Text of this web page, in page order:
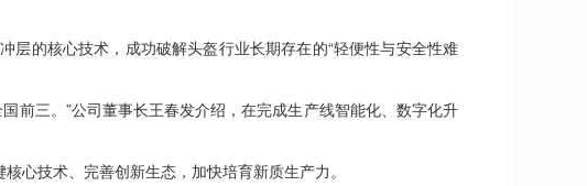
的核心技术，成功破解头盔行业长期存在的“轻便性与安全性难
三。”公司董事长王春发介绍，在完成生产线智能化、数字化升
技术、完善创新生态，加快培育新质生产力。